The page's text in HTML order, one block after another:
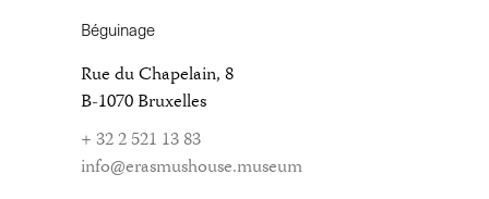
Béguinage
Rue du Chapelain, 8
B-1070 Bruxelles
+ 32 2 521 13 83
info@erasmushouse.museum